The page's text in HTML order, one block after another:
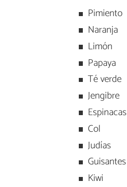
Pimiento
Naranja
Limón
Papaya
Té verde
Jengibre
Espinacas
Col
Judías
Guisantes
Kiwi